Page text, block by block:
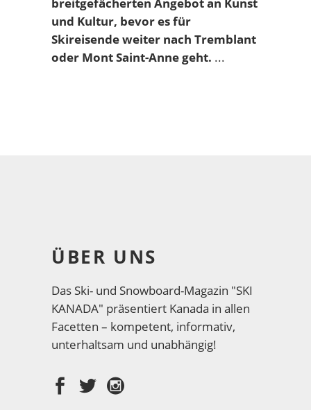
und Kultur, bevor es für
Skireisende weiter nach Tremblant
oder Mont Saint-Anne geht.
ÜBER UNS
Das Ski- und Snowboard-Magazin "SKI
KANADA" präsentiert Kanada in allen
Facetten – kompetent, informativ,
unterhaltsam und unabhängig!